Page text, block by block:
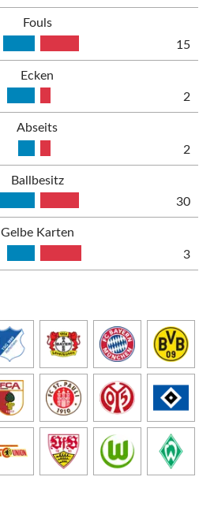
Fouls
15
Ecken
2
Abseits
2
Ballbesitz
30
Gelbe Karten
3